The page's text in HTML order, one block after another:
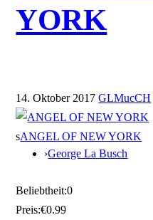
YORK
14. Oktober 2017 GLMucCH
sANGEL OF NEW YORK
›George La Busch
Beliebtheit:0
Preis:€0.99